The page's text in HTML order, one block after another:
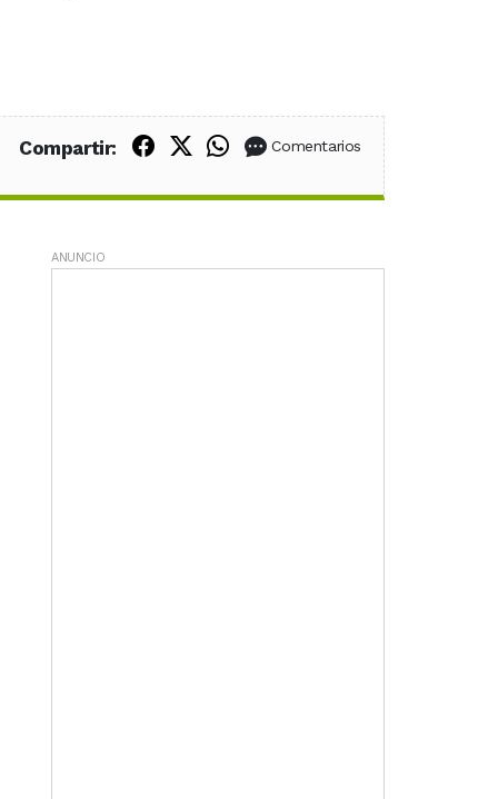
Compartir: Compartir en Facebook
Compartir en X (Twitter)
Compartir en WhatsApp
Comentarios
ANUNCIO